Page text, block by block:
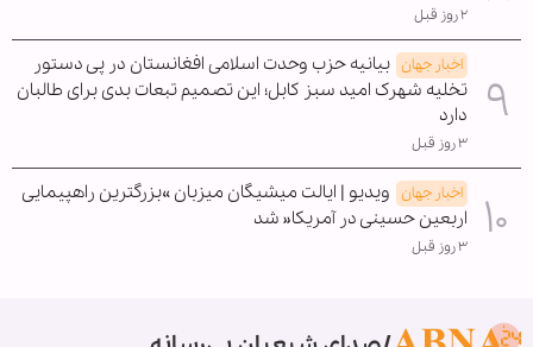
۲ روز قبل
اخبار جهان بیانیه حزب وحدت اسلامی افغانستان در پی دستور
تخلیه شهرک امید سبز کابل؛ این تصمیم تبعات بدی برای طالبان
دارد
۳ روز قبل
اخبار جهان ویدیو | ایالت میشیگان میزبان »بزرگترین راهپیمایی
اربعین حسینی در آمریکا« شد
۳ روز قبل